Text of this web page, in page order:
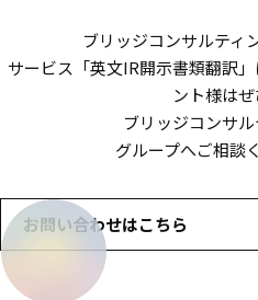
ブリッジコンサルティ
サービス 「英文IR開示書類翻訳
ント様は
ブリッジコンサ
グループへご相談
お問い合わせはこちら